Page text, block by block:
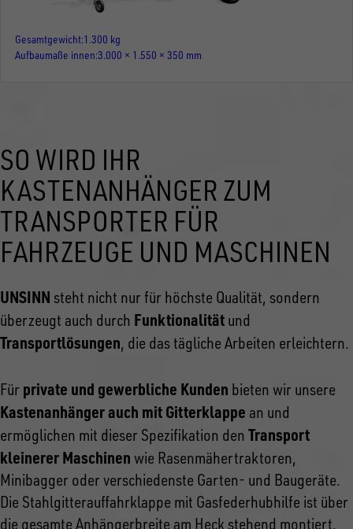
Gesamtgewicht 1.300 kg
Aufbaumaße innen 3.000 × 1.550 × 350 mm
SO WIRD IHR
KASTENANHÄNGER ZUM
TRANSPORTER FÜR
FAHRZEUGE UND MASCHINEN
UNSINN steht nicht nur für höchste Qualität, sondern
überzeugt auch durch Funktionalität und
Transportlösungen, die das tägliche Arbeiten erleichtern.
Für private und gewerbliche Kunden bieten wir unsere
Kastenanhänger auch mit Gitterklappe an und
ermöglichen mit dieser Spezifikation den Transport
kleinerer Maschinen wie Rasenmähertraktoren,
Minibagger oder verschiedenste Garten- und Baugeräte.
Die Stahlgitterauffahrklappe mit Gasfederhubhilfe ist über
die gesamte Anhängerbreite am Heck stehend montiert.